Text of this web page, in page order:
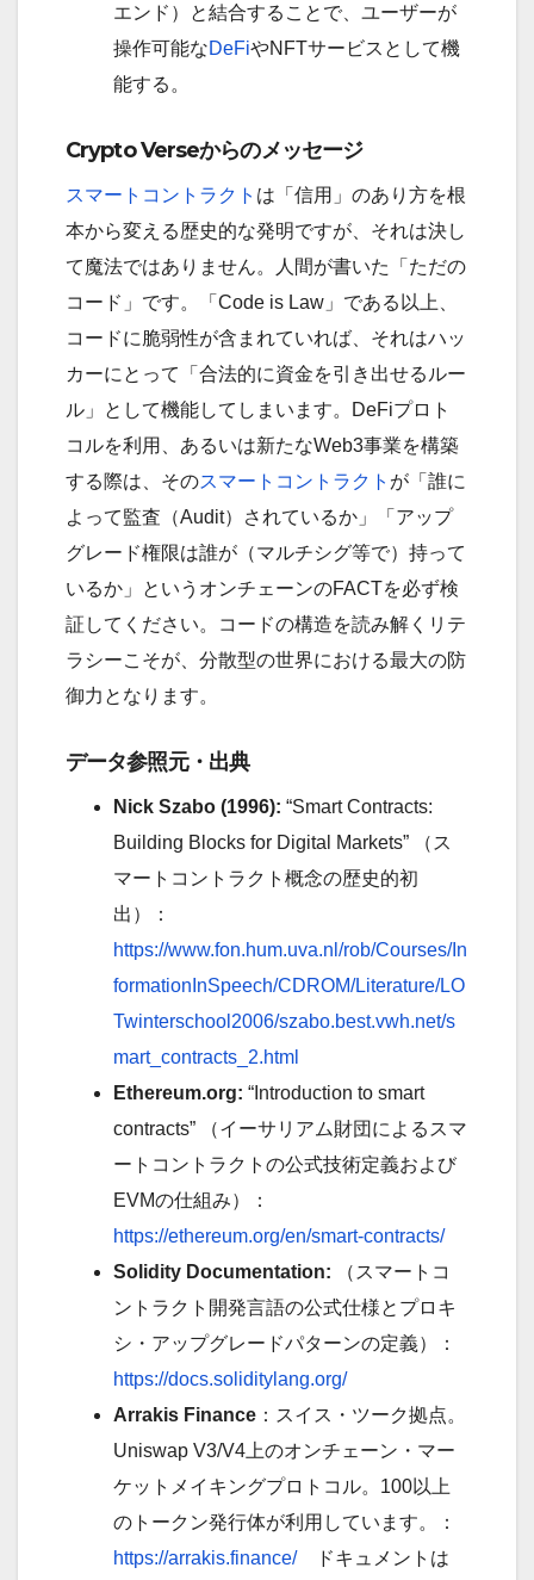
エンド）と結合することで、ユーザーが
操作可能なDeFiやNFTサービスとして機
能する。
Crypto Verseからのメッセージ
スマートコントラクト は「信用」のあり方を根
本から変える歴史的な発明ですが、それは決し
て魔法ではありません。人間が書いた「ただの
コード」です。「Code is Law」である以上、
コードに脆弱性が含まれていれば、それはハッ
カーにとって「合法的に資金を引き出せるルー
ル」として機能してしまいます。DeFiプロト
コルを利用、あるいは新たなWeb3事業を構築
する際は、そのスマートコントラクト が「誰に
よって監査（Audit）されているか」「アップ
グレード権限は誰が（マルチシグ等で）持って
いるか」というオンチェーンのFACTを必ず検
証してください。コードの構造を読み解くリテ
ラシーこそが、分散型の世界における最大の防
御力となります。
データ参照元・出典
Nick Szabo (1996): “Smart Contracts:
Building Blocks for Digital Markets” （ス
マートコントラクト概念の歴史的初
出）：
https://www.fon.hum.uva.nl/rob/Courses/In
formationInSpeech/CDROM/Literature/LO
Twinterschool2006/szabo.best.vwh.net/s
mart_contracts_2.html
Ethereum.org: “Introduction to smart
contracts” （イーサリアム財団によるスマ
ートコントラクトの公式技術定義および
EVMの仕組み）：
https://ethereum.org/en/smart-contracts/
Solidity Documentation: （スマートコ
ントラクト開発言語の公式仕様とプロキ
シ・アップグレードパターンの定義）：
https://docs.soliditylang.org/
Arrakis Finance ：スイス・ツーク拠点。
Uniswap V3/V4上のオンチェーン・マー
ケットメイキングプロトコル。100以上
のトークン発行体が利用しています。：
https://arrakis.finance/ドキュメントは